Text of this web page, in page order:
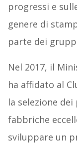
progressi e
genere di
parte dei
Nel 2017, il
ha affidato al
la selezione
fabbriche
sviluppare un